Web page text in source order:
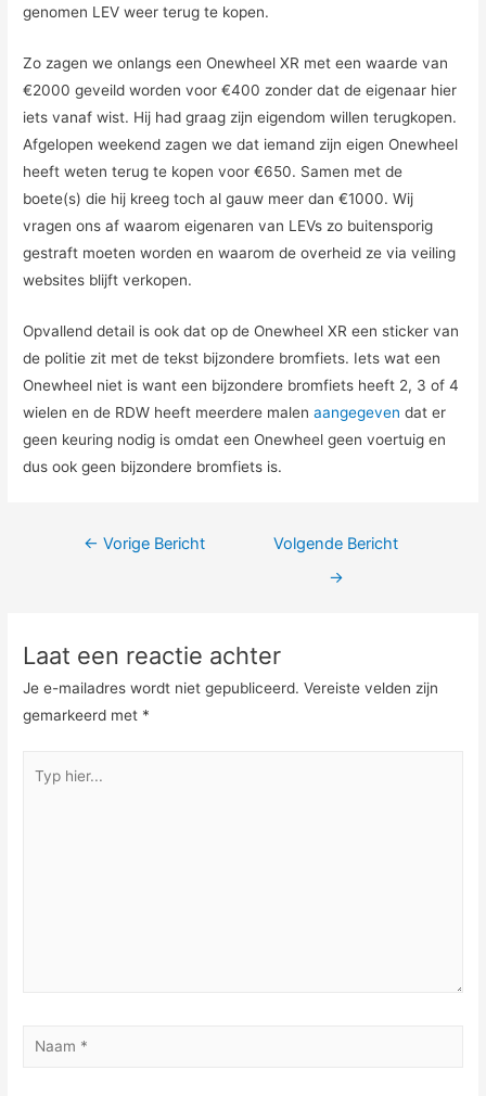
genomen LEV weer terug te kopen.
Zo zagen we onlangs een Onewheel XR met een waarde van
€2000 geveild worden voor €400 zonder dat de eigenaar hier
iets vanaf wist. Hij had graag zijn eigendom willen terugkopen.
Afgelopen weekend zagen we dat iemand zijn eigen Onewheel
heeft weten terug te kopen voor €650. Samen met de
boete(s) die hij kreeg toch al gauw meer dan €1000. Wij
vragen ons af waarom eigenaren van LEVs zo buitensporig
gestraft moeten worden en waarom de overheid ze via veiling
websites blijft verkopen.
Opvallend detail is ook dat op de Onewheel XR een sticker van
de politie zit met de tekst bijzondere bromfiets. Iets wat een
Onewheel niet is want een bijzondere bromfiets heeft 2, 3 of 4
wielen en de RDW heeft meerdere malenaangegeven dat er
geen keuring nodig is omdat een Onewheel geen voertuig en
dus ook geen bijzondere bromfiets is.
Bericht
← Vorige Bericht
Volgende Bericht
→
Laat een reactie achter
Je e-mailadres wordt niet gepubliceerd. Vereiste velden zijn
gemarkeerd met *
hier...
Naam